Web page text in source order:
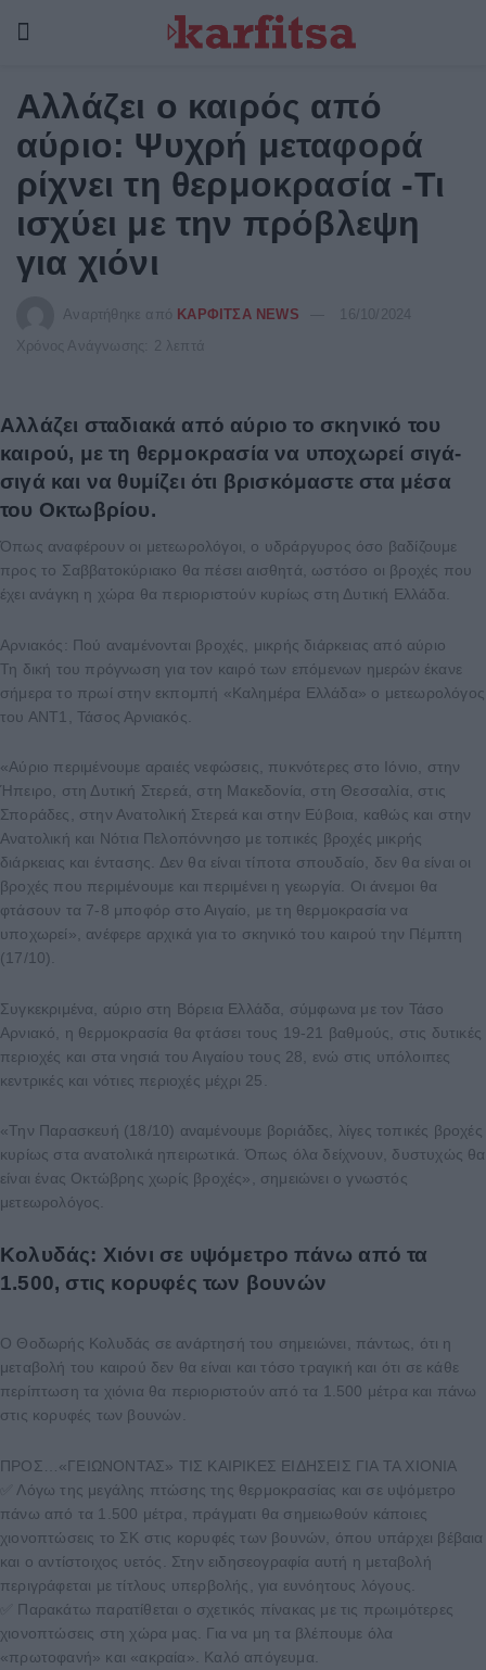
Αλλάζει ο καιρός από
αύριο: Ψυχρή μεταφορά
ρίχνει τη θερμοκρασία -Τι
ισχύει με την πρόβλεψη
για χιόνι
Αναρτήθηκε από ΚΑΡΦΙΤΣΑ NEWS
16/10/2024
Χρόνος Ανάγνωσης: 2 λεπτά
Αλλάζει σταδιακά από αύριο το σκηνικό του
καιρού, με τη θερμοκρασία να υποχωρεί σιγά-
σιγά και να θυμίζει ότι βρισκόμαστε στα μέσα
του Οκτωβρίου.
Όπως αναφέρουν οι μετεωρολόγοι, ο υδράργυρος όσο βαδίζουμε
προς το Σαββατοκύριακο θα πέσει αισθητά, ωστόσο οι βροχές που
έχει ανάγκη η χώρα θα περιοριστούν κυρίως στη Δυτική Ελλάδα.
Αρνιακός: Πού αναμένονται βροχές, μικρής διάρκειας από αύριο
Τη δική του πρόγνωση για τον καιρό των επόμενων ημερών έκανε
σήμερα το πρωί στην εκπομπή «Καλημέρα Ελλάδα» ο μετεωρολόγος
του ΑΝΤ1, Τάσος Αρνιακός.
«Αύριο περιμένουμε αραιές νεφώσεις, πυκνότερες στο Ιόνιο, στην
Ήπειρο, στη Δυτική Στερεά, στη Μακεδονία, στη Θεσσαλία, στις
Σποράδες, στην Ανατολική Στερεά και στην Εύβοια, καθώς και στην
Ανατολική και Νότια Πελοπόννησο με τοπικές βροχές μικρής
διάρκειας και έντασης. Δεν θα είναι τίποτα σπουδαίο, δεν θα είναι οι
βροχές που περιμένουμε και περιμένει η γεωργία. Οι άνεμοι θα
φτάσουν τα 7-8 μποφόρ στο Αιγαίο, με τη θερμοκρασία να
υποχωρεί», ανέφερε αρχικά για το σκηνικό του καιρού την Πέμπτη
(17/10).
Συγκεκριμένα, αύριο στη Βόρεια Ελλάδα, σύμφωνα με τον Τάσο
Αρνιακό, η θερμοκρασία θα φτάσει τους 19-21 βαθμούς, στις δυτικές
περιοχές και στα νησιά του Αιγαίου τους 28, ενώ στις υπόλοιπες
κεντρικές και νότιες περιοχές μέχρι 25.
«Την Παρασκευή (18/10) αναμένουμε βοριάδες, λίγες τοπικές βροχές
κυρίως στα ανατολικά ηπειρωτικά. Όπως όλα δείχνουν, δυστυχώς θα
είναι ένας Οκτώβρης χωρίς βροχές», σημειώνει ο γνωστός
μετεωρολόγος.
Koλυδάς: Χιόνι σε υψόμετρο πάνω από τα
1.500, στις κορυφές των βουνών
Ο Θοδωρής Κολυδάς σε ανάρτησή του σημειώνει, πάντως, ότι η
μεταβολή του καιρού δεν θα είναι και τόσο τραγική και ότι σε κάθε
περίπτωση τα χιόνια θα περιοριστούν από τα 1.500 μέτρα και πάνω
στις κορυφές των βουνών.
ΠΡΟΣ…«ΓΕΙΩΝΟΝΤΑΣ» ΤΙΣ ΚΑΙΡΙΚΕΣ ΕΙΔΗΣΕΙΣ ΓΙΑ ΤΑ ΧΙΟΝΙΑ
✅ Λόγω της μεγάλης πτώσης της θερμοκρασίας και σε υψόμετρο
πάνω από τα 1.500 μέτρα, πράγματι θα σημειωθούν κάποιες
χιονοπτώσεις το ΣΚ στις κορυφές των βουνών, όπου υπάρχει βέβαια
και ο αντίστοιχος υετός. Στην ειδησεογραφία αυτή η μεταβολή
περιγράφεται με τίτλους υπερβολής, για ευνόητους λόγους.
✅ Παρακάτω παρατίθεται ο σχετικός πίνακας με τις πρωιμότερες
χιονοπτώσεις στη χώρα μας. Για να μη τα βλέπουμε όλα
«πρωτοφανή» και «ακραία». Καλό απόγευμα.